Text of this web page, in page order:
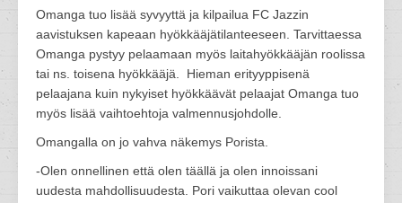
Omanga tuo lisää syvyyttä ja kilpailua FC Jazzin
aavistuksen kapeaan hyökkääjätilanteeseen. Tarvittaessa
Omanga pystyy pelaamaan myös laitahyökkääjän roolissa
tai ns. toisena hyökkääjä. Hieman erityyppisenä
pelaajana kuin nykyiset hyökkäävät pelaajat Omanga tuo
myös lisää vaihtoehtoja valmennusjohdolle.
Omangalla on jo vahva näkemys Porista.
-Olen onnellinen että olen täällä ja olen innoissani
uudesta mahdollisuudesta. Pori vaikuttaa olevan cool